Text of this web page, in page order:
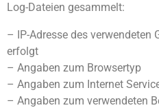
Log-Dateien gesammelt:
– IP-Adresse des verwendeten
erfolgt
– Angaben zum Browsertyp
– Angaben zum Internet
– Angaben zum verwendeten